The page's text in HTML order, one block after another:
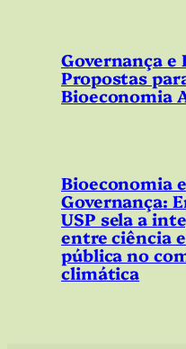
Governança e
Propostas
Bioeconomia
Bioeconomia e
Governança:
USP sela a
entre ciência
pública no
climática